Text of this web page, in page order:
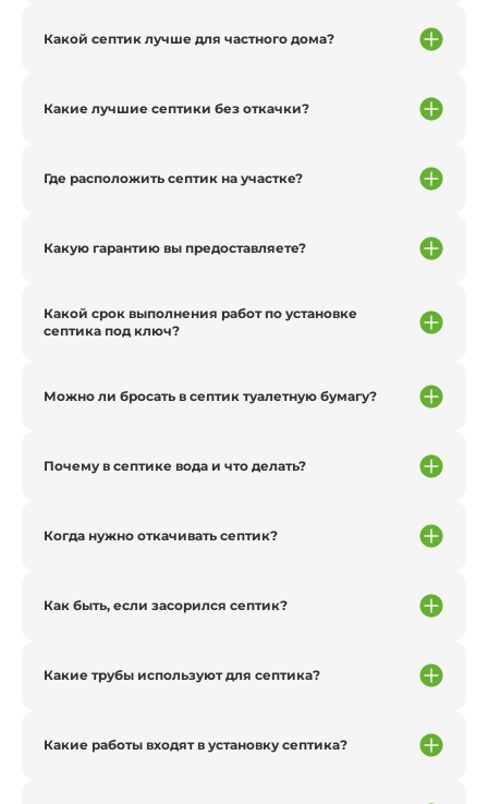
Какой септик лучше для частного дома?
Какие лучшие септики без откачки?
Где расположить септик на участке?
Какую гарантию вы предоставляете?
Какой срок выполнения работ по установке
септика под ключ?
Можно ли бросать в септик туалетную бумагу?
Почему в септике вода и что делать?
Когда нужно откачивать септик?
Как быть, если засорился септик?
Какие трубы используют для септика?
Какие работы входят в установку септика?